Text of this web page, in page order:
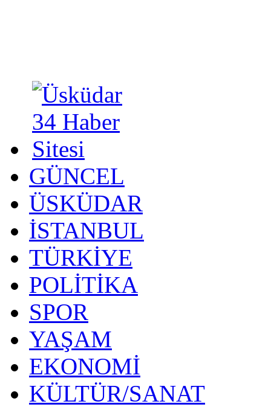
GÜNCEL
ÜSKÜDAR
İSTANBUL
TÜRKİYE
POLİTİKA
SPOR
YAŞAM
EKONOMİ
KÜLTÜR/SANAT